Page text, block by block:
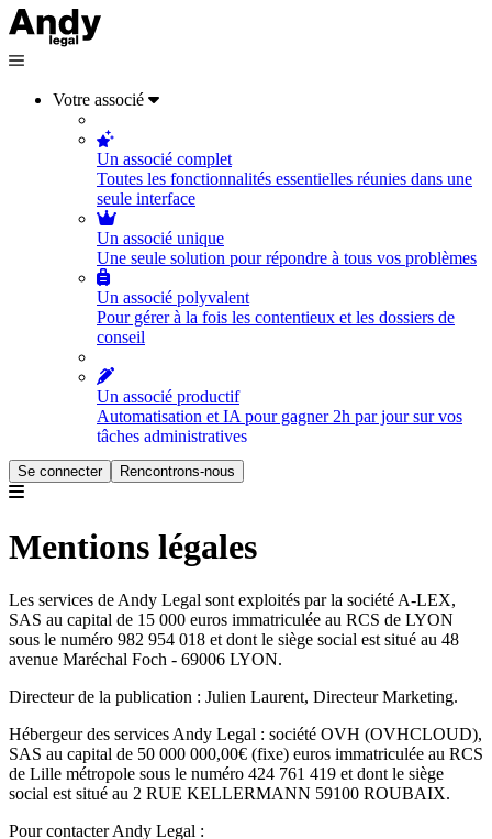
Votre associé
Un associé complet
Toutes les fonctionnalités essentielles réunies dans une
seule interface
Un associé unique
Une seule solution pour répondre à tous vos problèmes
Un associé polyvalent
Pour gérer à la fois les contentieux et les dossiers de
conseil
Un associé productif
Automatisation et IA pour gagner 2h par jour sur vos
tâches administratives
Un associé orienté vers l'humain
Andy Legalvotre nouvel associé
SaaS conçue pour révolutionner la gestion de votre
cabinet d'avocats.
En savoir plus
Pour qui ?
Andy Legals'adapte à tous les cabinets d'avocats
besoins variés des avocats, quelle que soit la structure
de leur exercice.
En savoir plus
Se connecter Rencontrons-nous
Mentions légales
Les services de Andy Legal sont exploités par la société A-LEX,
SAS au capital de 15 000 euros immatriculée au RCS de LYON
sous le numéro 982 954 018 et dont le siège social est situé au 48
avenue Maréchal Foch - 69006 LYON.
Directeur de la publication : Julien Laurent, Directeur Marketing.
Hébergeur des services Andy Legal : société OVH (OVHCLOUD),
SAS au capital de 50 000 000,00€ (fixe) euros immatriculée au RCS
de Lille métropole sous le numéro 424 761 419 et dont le siège
social est situé au 2 RUE KELLERMANN 59100 ROUBAIX.
Pour contacter Andy Legal :